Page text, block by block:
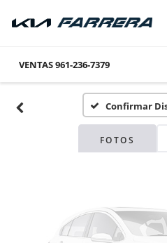
VENTAS961-236-7379
Confirmar
FOTOS
Por favor,